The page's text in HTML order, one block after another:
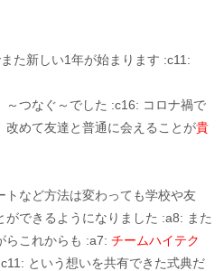
た新しい1年が始まります :c11:
～つなぐ～でした :c16: コロナ禍で
改めて友達と普通に会えることが貴
トなど方法は変わっても学校や友
できるようになりました :a8: また
らこれからも :a7:チームハイテク
という想いを共有できた式典だ